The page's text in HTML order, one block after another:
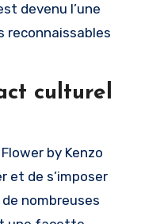
devenu l’une
reconnaissables
culturel
by Kenzo
et de s’imposer
nombreuses